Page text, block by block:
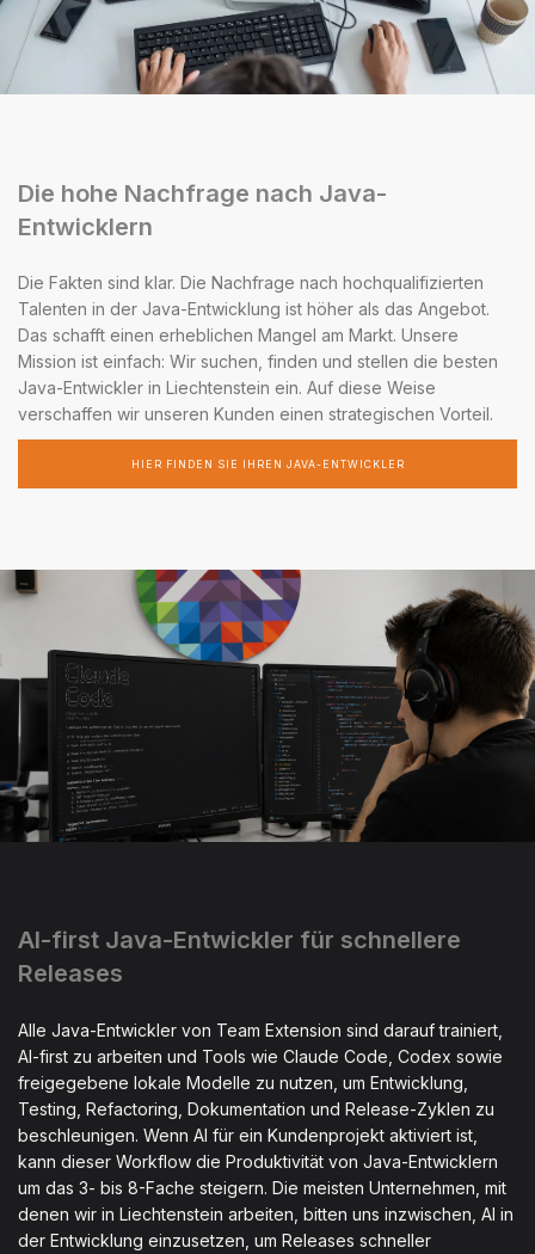
Die hohe Nachfrage nach Java-
Entwicklern
Die Fakten sind klar. Die Nachfrage nach hochqualifizierten
Talenten in der Java-Entwicklung ist höher als das Angebot.
Das schafft einen erheblichen Mangel am Markt. Unsere
Mission ist einfach: Wir suchen, finden und stellen die besten
Java-Entwickler in Liechtenstein ein. Auf diese Weise
verschaffen wir unseren Kunden einen strategischen Vorteil.
HIER FINDEN SIE IHREN JAVA-ENTWICKLER
AI-first Java-Entwickler für schnellere
Releases
Alle Java-Entwickler von Team Extension sind darauf trainiert,
AI-first zu arbeiten und Tools wie Claude Code, Codex sowie
freigegebene lokale Modelle zu nutzen, um Entwicklung,
Testing, Refactoring, Dokumentation und Release-Zyklen zu
beschleunigen. Wenn AI für ein Kundenprojekt aktiviert ist,
kann dieser Workflow die Produktivität von Java-Entwicklern
um das 3- bis 8-Fache steigern. Die meisten Unternehmen, mit
denen wir in Liechtenstein arbeiten, bitten uns inzwischen, AI in
der Entwicklung einzusetzen, um Releases schneller